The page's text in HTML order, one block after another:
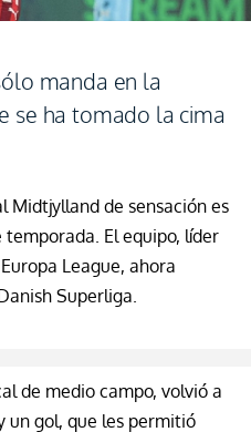
manda en la
se ha tomado la cima
Midtjylland de sensación es
El equipo, líder
League, ahora
Superliga.
de medio campo, volvió a
un gol, que les permitió